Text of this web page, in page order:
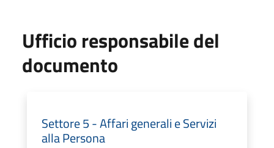
Ufficio responsabile del
documento
Settore 5 - Affari generali e Servizi
alla Persona